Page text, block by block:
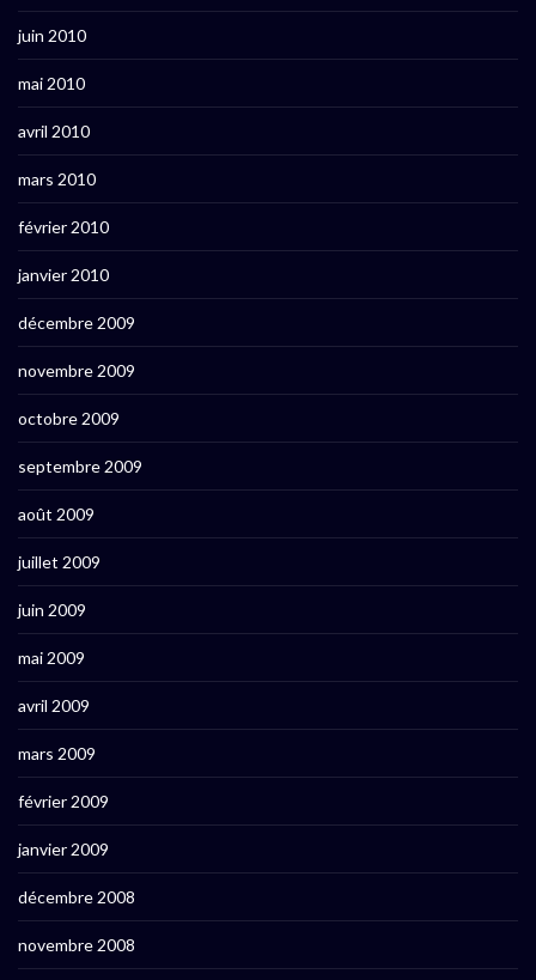
juin 2010
mai 2010
avril 2010
mars 2010
février 2010
janvier 2010
décembre 2009
novembre 2009
octobre 2009
septembre 2009
août 2009
juillet 2009
juin 2009
mai 2009
avril 2009
mars 2009
février 2009
janvier 2009
décembre 2008
novembre 2008